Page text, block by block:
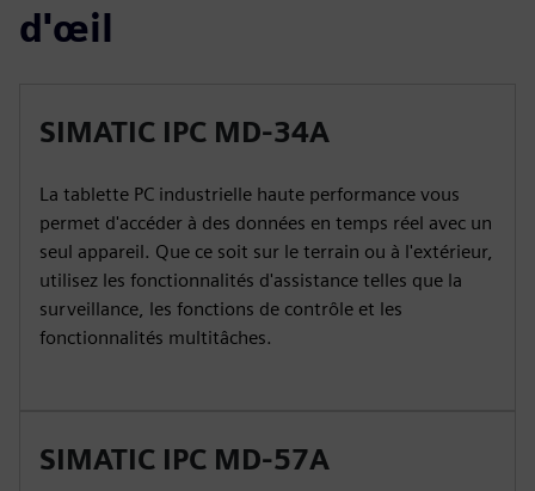
d'œil
SIMATIC IPC MD-34A
La tablette PC industrielle haute performance vous
permet d'accéder à des données en temps réel avec un
seul appareil. Que ce soit sur le terrain ou à l'extérieur,
utilisez les fonctionnalités d'assistance telles que la
surveillance, les fonctions de contrôle et les
fonctionnalités multitâches.
SIMATIC IPC MD-57A